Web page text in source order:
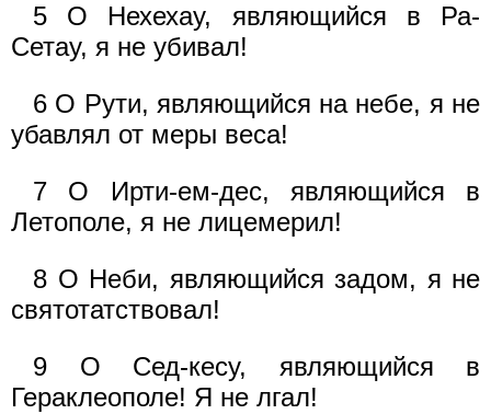
5 О Нехехау, являющийся в Ра-
Сетау, я не убивал!
6 О Рути, являющийся на небе, я не
убавлял от меры веса!
7 О Ирти-ем-дес, являющийся в
Летополе, я не лицемерил!
8 О Неби, являющийся задом, я не
святотатствовал!
9 О Сед-кесу, являющийся в
Гераклеополе! Я не лгал!